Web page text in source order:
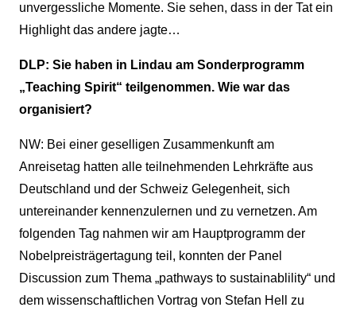
unvergessliche Momente. Sie sehen, dass in der Tat ein
Highlight das andere jagte…
DLP: Sie haben in Lindau am Sonderprogramm
„Teaching Spirit“ teilgenommen. Wie war das
organisiert?
NW: Bei einer geselligen Zusammenkunft am
Anreisetag hatten alle teilnehmenden Lehrkräfte aus
Deutschland und der Schweiz Gelegenheit, sich
untereinander kennenzulernen und zu vernetzen. Am
folgenden Tag nahmen wir am Hauptprogramm der
Nobelpreisträgertagung teil, konnten der Panel
Discussion zum Thema „pathways to sustainablility“ und
dem wissenschaftlichen Vortrag von Stefan Hell zu